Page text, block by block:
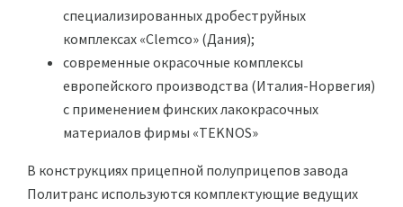
специализированных дробеструйных
комплексах «Clemco» (Дания);
современные окрасочные комплексы
европейского производства (Италия-Норвегия)
с применением финских лакокрасочных
материалов фирмы «TEKNOS»
В конструкциях прицепной полуприцепов завода
Политранс используются комплектующие ведущих